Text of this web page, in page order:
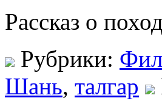
Рассказ о
Рубрики:
Шань, талгар